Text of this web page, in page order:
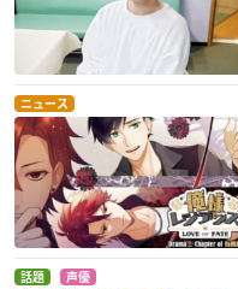
ニュース
話題 声優